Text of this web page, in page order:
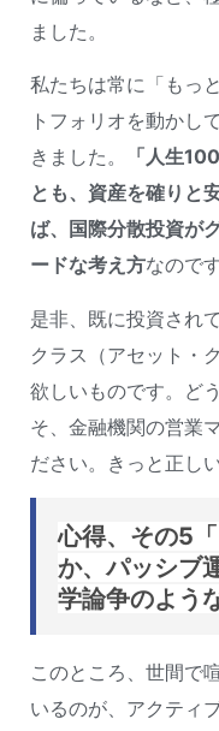
ました。
私たちは常に「もっ
トフォリオを動かし
きました。
「人生
とも、資産を確りと
ば、国際分散投資が
ードな考え方なので
是非、既に投資され
クラス（アセット・
欲しいものです。ど
そ、金融機関の営業
ださい。きっと正し
心得、その5
か、パッシブ
学論争のよう
このところ、世間で
いるのが、アクティ